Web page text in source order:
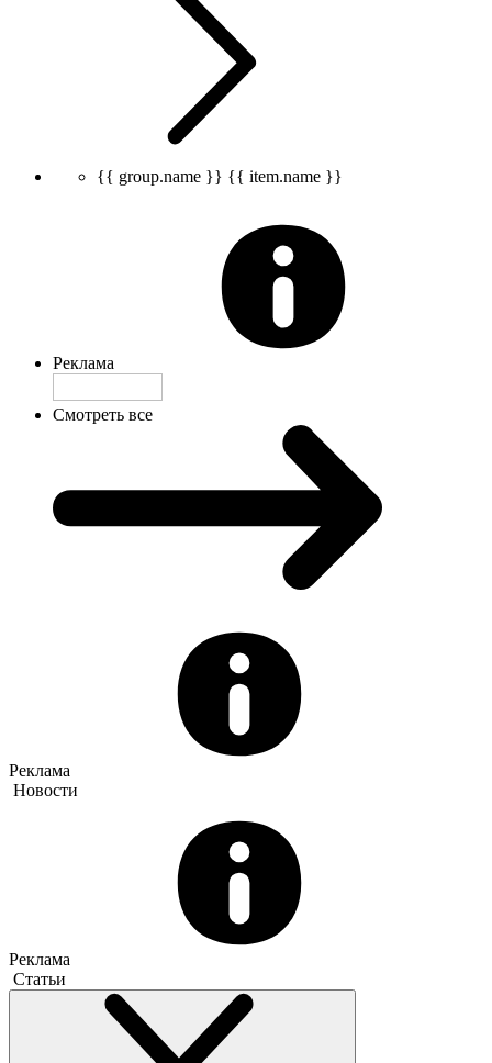
{{ group.name }} {{ item.name }}
Реклама
Смотреть все
Реклама
Новости
Реклама
Статьи